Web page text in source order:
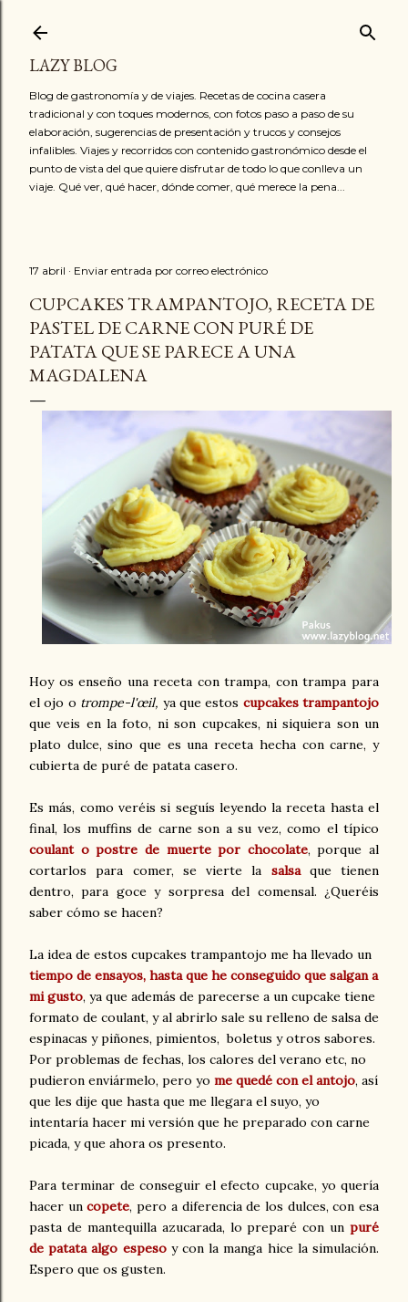
LAZY BLOG
Blog de gastronomía y de viajes. Recetas de cocina casera
tradicional y con toques modernos, con fotos paso a paso de su
elaboración, sugerencias de presentación y trucos y consejos
infalibles. Viajes y recorridos con contenido gastronómico desde el
punto de vista del que quiere disfrutar de todo lo que conlleva un
viaje. Qué ver, qué hacer, dónde comer, qué merece la pena...
17 abril Enviar entrada por correo electrónico
CUPCAKES TRAMPANTOJO, RECETA DE
PASTEL DE CARNE CON PURÉ DE
PATATA QUE SE PARECE A UNA
MAGDALENA
Hoy os enseño una receta con trampa, con trampa para
el ojo o trompe-l'œil, ya que estos cupcakes trampantojo
que veis en la foto, ni son cupcakes, ni siquiera son un
plato dulce, sino que es una receta hecha con carne, y
cubierta de puré de patata casero.
Es más, como veréis si seguís leyendo la receta hasta el
final, los muffins de carne son a su vez, como el típico
coulant o postre de muerte por chocolate, porque al
cortarlos para comer, se vierte la salsa que tienen
dentro, para goce y sorpresa del comensal. ¿Queréis
saber cómo se hacen?
La idea de estos cupcakes trampantojo me ha llevado un
tiempo de ensayos, hasta que he conseguido que salgan a
mi gusto, ya que además de parecerse a un cupcake tiene
formato de coulant, y al abrirlo sale su relleno de salsa de
espinacas y piñones, pimientos, boletus y otros sabores.
Por problemas de fechas, los calores del verano etc, no
pudieron enviármelo, pero yo me quedé con el antojo, así
que les dije que hasta que me llegara el suyo, yo
intentaría hacer mi versión que he preparado con carne
picada, y que ahora os presento.
Para terminar de conseguir el efecto cupcake, yo quería
hacer uncopete, pero a diferencia de los dulces, con esa
pasta de mantequilla azucarada, lo preparé con un puré
de patata algo espesoy con la manga hice la simulación.
Espero que os gusten.